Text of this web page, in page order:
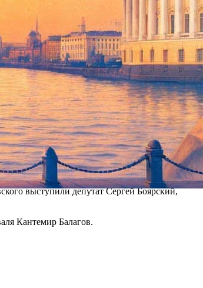
Европейского университета в
не менее популярной, чем в советское
памяти о блокаде, насколько болезненной
основании музей решит, фрагменты каких
2020 года. Появление новой площадки
на эту тему — в духе«Дюнкерка»
«След тигра». Но больше всего споров
выступили депутат Сергей Боярский,
Кантемир Балагов.